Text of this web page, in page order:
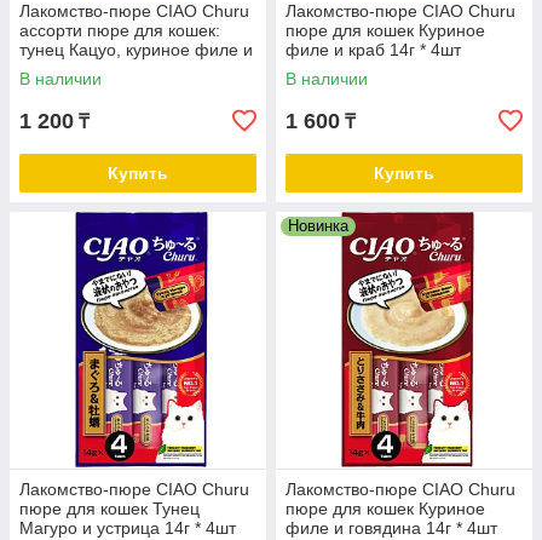
Лакомство-пюре CIAO Churu
ассорти пюре для кошек:
тунец Кацуо, куриное филе и
говядина, тунец Магуро и
лобстер 14г * 3шт
В наличии
1 200 ₸
Купить
Лакомство-пюре CIAO Churu
пюре для кошек Куриное
филе и краб 14г * 4шт
В наличии
1 600 ₸
Купить
Лакомство-пюре CIAO Churu
пюре для кошек Тунец
Магуро и устрица 14г * 4шт
Новинка
Лакомство-пюре CIAO Churu
пюре для кошек Куриное
филе и говядина 14г * 4шт